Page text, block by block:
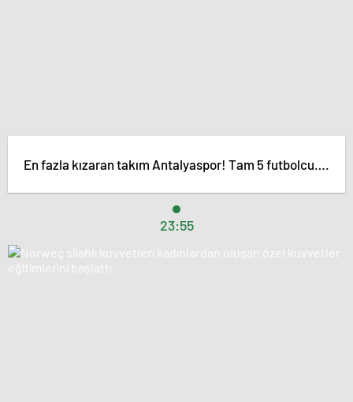
En fazla kızaran takım Antalyaspor! Tam 5 futbolcu….
23:55